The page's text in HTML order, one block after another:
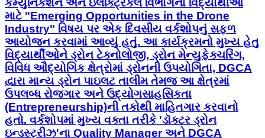
કમ્યુનિકેશન અને ઇલેક્ટ્રિકલ વિભાગના વિદ્યાર્થીઓ
માટે "Emerging Opportunities in the Drone
Industry" વિષય પર એક દિવસીય વર્કશોપનું સફળ
આયોજન કરવામાં આવ્યું હતું. આ કાર્યક્રમનો મુખ્ય હેતુ
વિદ્યાર્થીઓને ડ્રોન ટેક્નોલોજી, ડ્રોન મેન્યુફેક્ચરિંગ,
વિવિધ ઔદ્યોગિક ક્ષેત્રોમાં ડ્રોનની ઉપયોગિતા, DGCA
દ્વારા માન્ય ડ્રોન પાઇલટ તાલીમ તેમજ આ ક્ષેત્રમાં
ઉપલબ્ધ રોજગાર અને ઉદ્યોગસાહસિકતા
(Entrepreneurship)ની તકોથી માહિતગાર કરવાનો
હતો. વર્કશોપમાં મુખ્ય વક્તા તરીકે 'ડૉક્ટર ડ્રોન
ઇન્ડસ્ટ્રીઝ'ના Quality Manager અને DGCA